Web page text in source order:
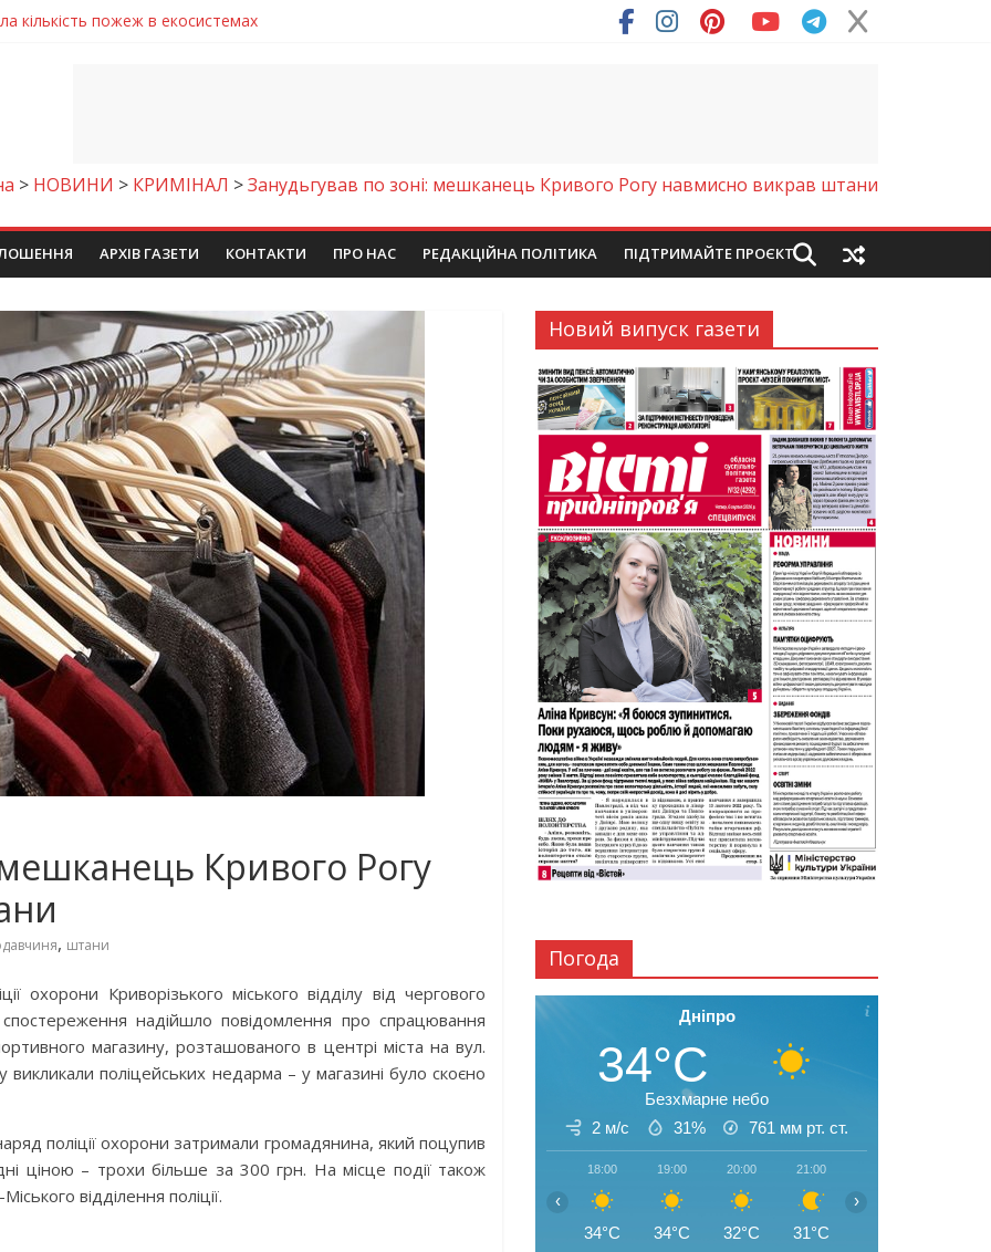
кількість пожеж в екосистемах
визнали найкращими в Україні
аварію на магістральному водогоні
водної безпеки громади
> НОВИНИ > КРИМІНАЛ >Занудьгував по зоні: мешканець Кривого Рогу навмисно викрав штани
АРХІВ ГАЗЕТИ КОНТАКТИ ПРО НАС РЕДАКЦІЙНА ПОЛІТИКА ПІДТРИМАЙТЕ ПРОЄКТ
Кривого Рогу
, штани
охорони Криворізького міського відділу від чергового
надійшло повідомлення про спрацювання
магазину, розташованого в центрі міста на вул.
викликали поліцейських недарма – у магазині було скоєно
поліції охорони затримали громадянина, який поцупив
ціною – трохи більше за 300 грн. На місце події також
відділення поліції.
Новий випуск газети
Погода
Дніпро
34°C
Безхмарне небо
2 м/с
31% 761 мм рт. ст.
18:00
34°C
19:00
34°C
20:00
32°C
21:00
31°C
‹ ›